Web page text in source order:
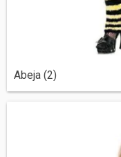
Abeja (2)